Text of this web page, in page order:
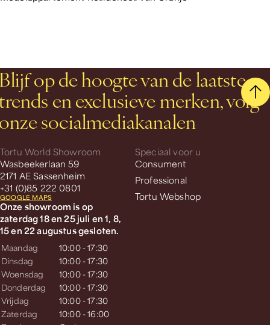
op de hoogte van de laatste
en exclusieve merken, volg
socialmediakanalen
Tortu World Showroom
Wasbeekerlaan 59
2171 AE Sassenheim
+31 (0)85 222 0801
GOOGLE MAPS
Onze showroom is op
zaterdag 18 en 25 juli en 1, 8,
15 en 22 augustus gesloten.
Maandag
10:00 - 17:30
Dinsdag
10:00 - 17:30
Woensdag
10:00 - 17:30
Donderdag
10:00 - 17:30
Vrijdag
10:00 - 17:30
Zaterdag
10:00 - 16:00
Speciaal voor u
Consument
Professional
Tortu Webshop